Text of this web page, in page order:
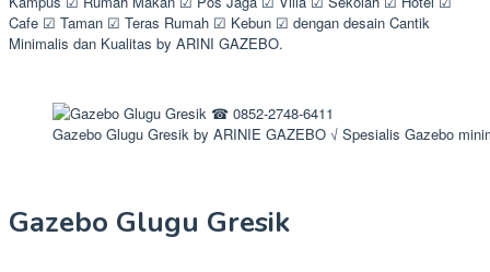
Cafe ☑ Taman ☑ Teras Rumah ☑ Kebun ☑ dengan desain Cantik
Minimalis dan Kualitas by ARINI GAZEBO.
Gazebo Glugu Gresik by ARINIE GAZEBO √ Spesialis Gazebo
Gazebo Glugu Gresik